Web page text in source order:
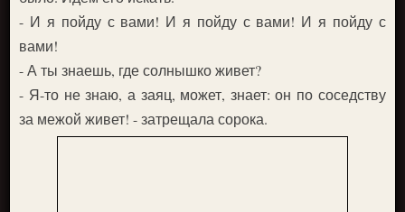
- И я пойду с вами! И я пойду с вами! И я пойду с
вами!
- А ты знаешь, где солнышко живет?
- Я-то не знаю, а заяц, может, знает: он по соседству
за межой живет! - затрещала сорока.